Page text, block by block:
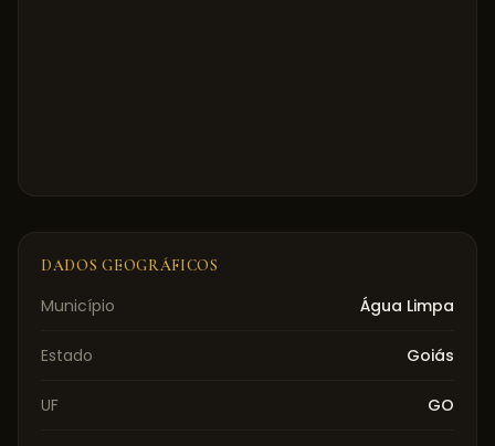
DADOS GEOGRÁFICOS
Município Água Limpa
Estado Goiás
UF GO